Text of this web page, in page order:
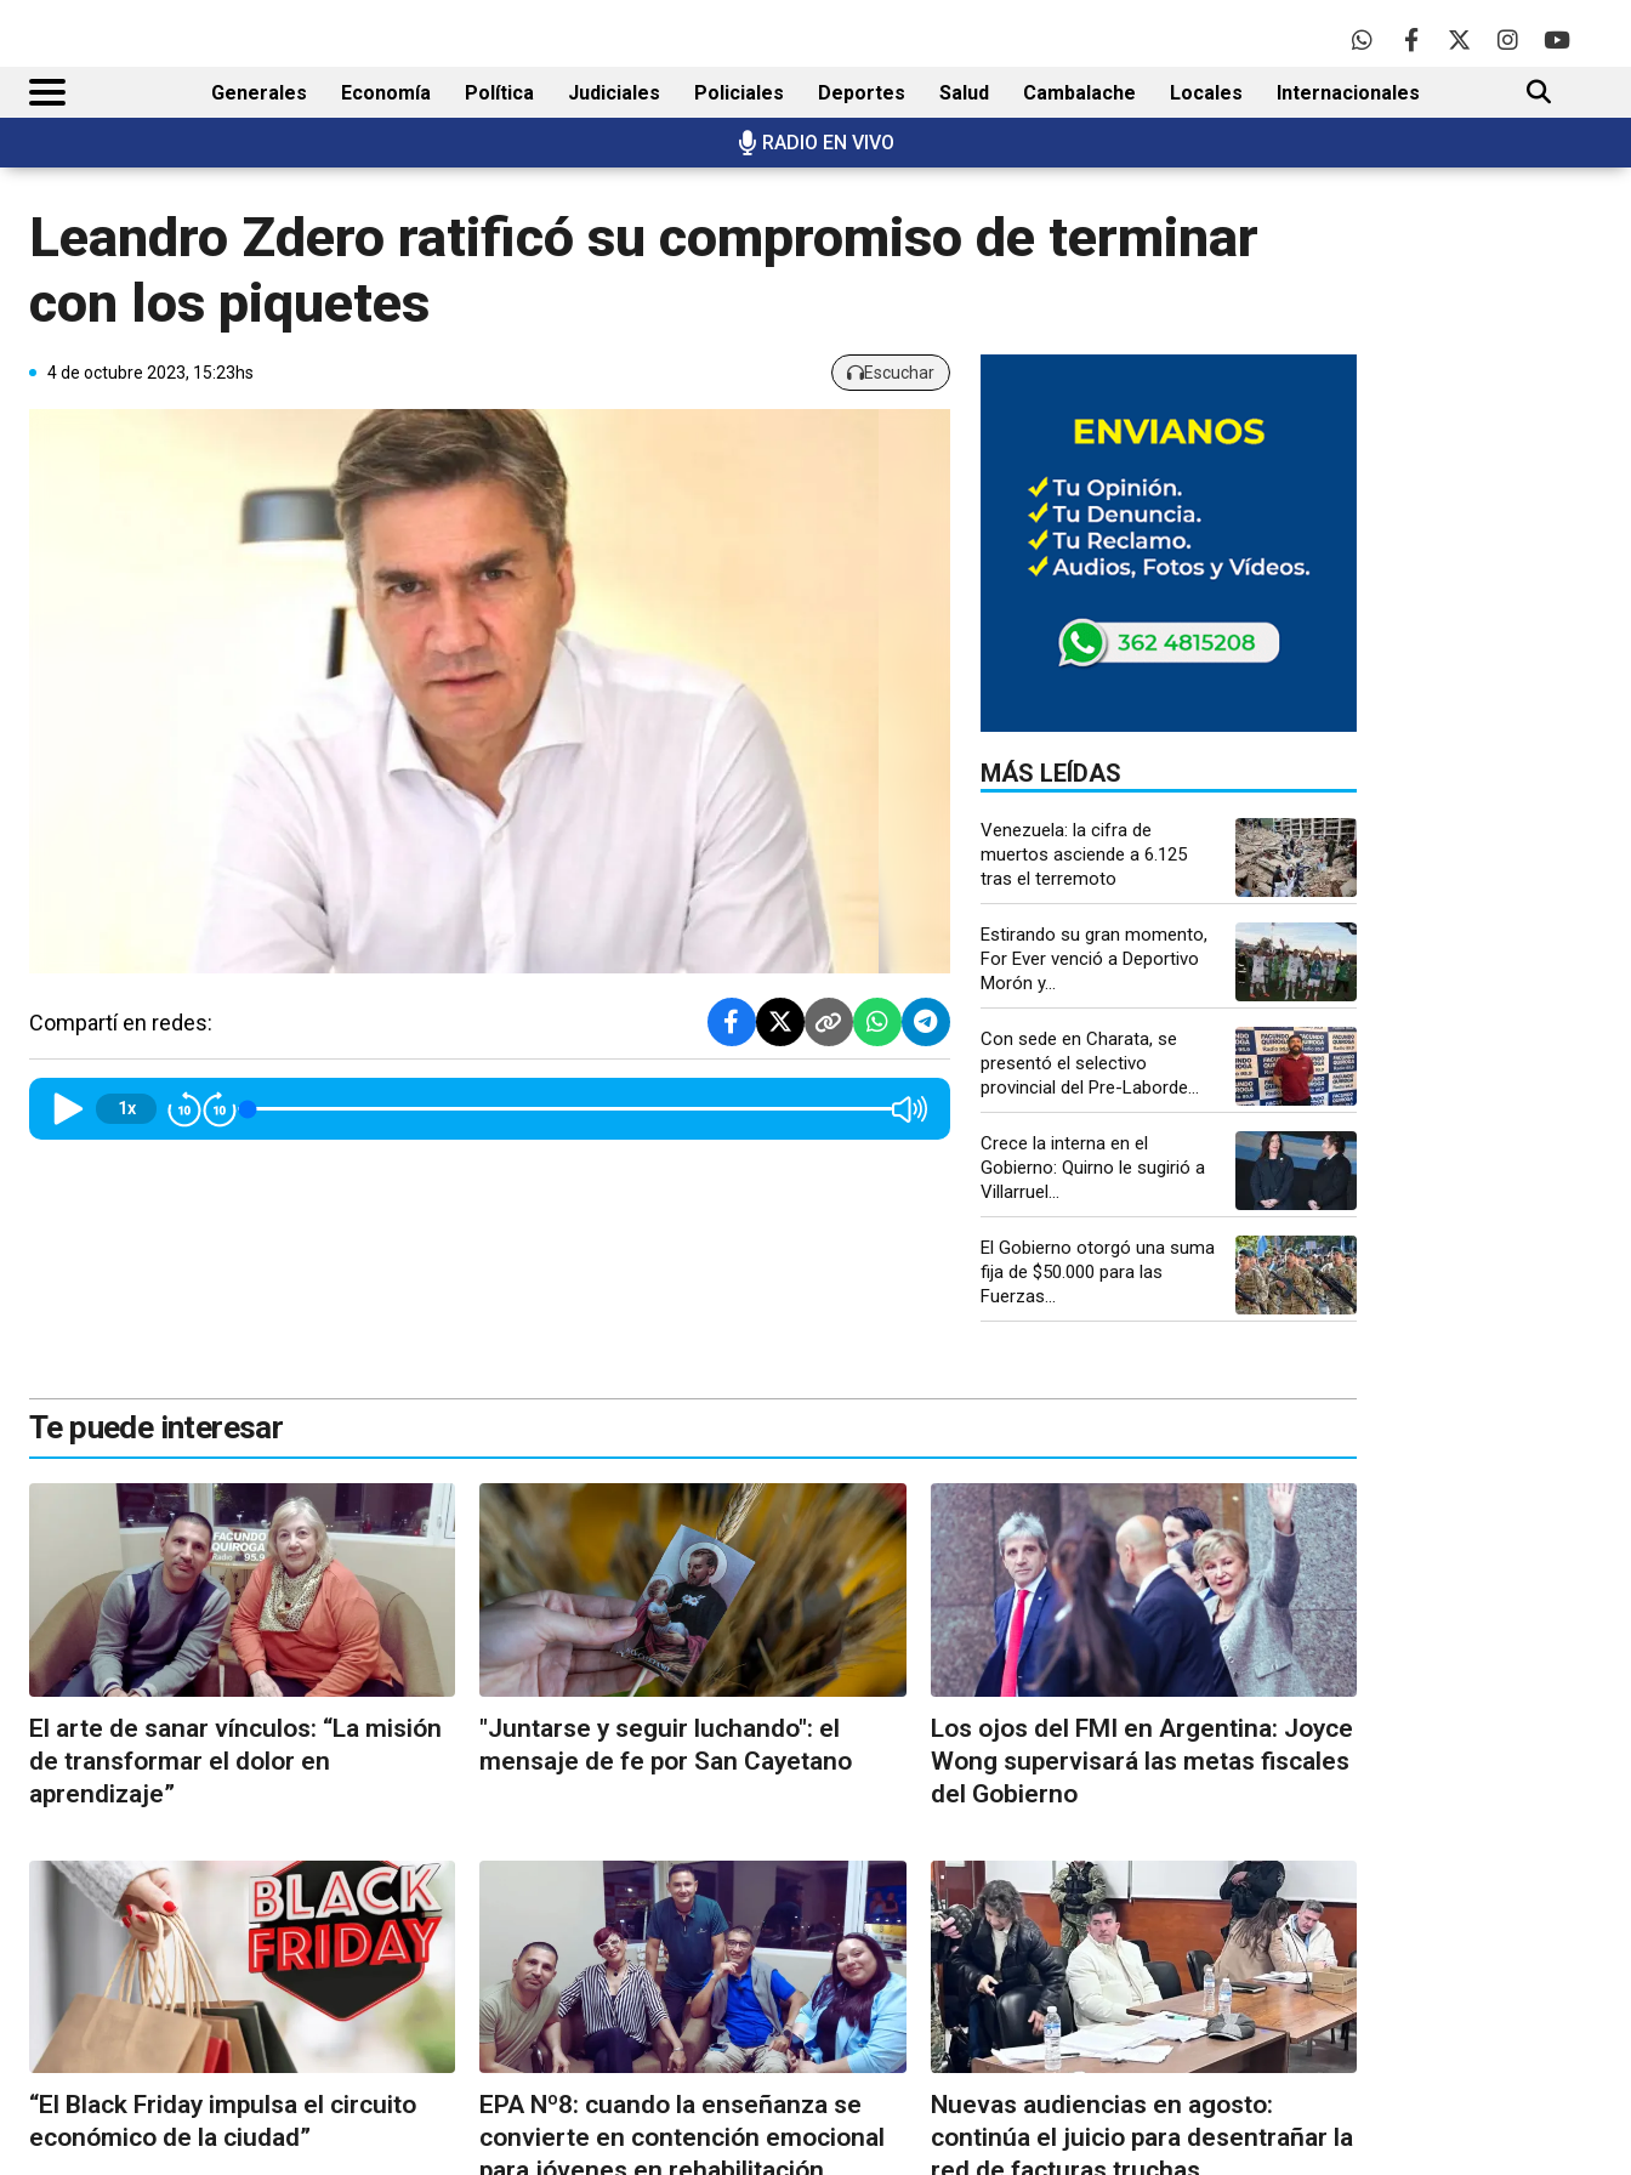
Generales Economía Política Judiciales Policiales Deportes Salud Cambalache Locales Internacionales
RADIO EN VIVO
BUSCAR
Leandro Zdero ratificó su compromiso de terminar
con los piquetes
4 de octubre 2023, 15:23hs Escuchar
Compartí en redes:
1x
MÁS LEÍDAS
Venezuela: la cifra de
muertos asciende a 6.125
tras el terremoto
Estirando su gran momento,
For Ever venció a Deportivo
Morón y...
Con sede en Charata, se
presentó el selectivo
provincial del Pre-Laborde...
Crece la interna en el
Gobierno: Quirno le sugirió a
Villarruel...
El Gobierno otorgó una suma
fija de $50.000 para las
Fuerzas...
Te puede interesar
El arte de sanar vínculos: “La misión
de transformar el dolor en
aprendizaje”
"Juntarse y seguir luchando": el
mensaje de fe por San Cayetano
Los ojos del FMI en Argentina: Joyce
Wong supervisará las metas fiscales
del Gobierno
“El Black Friday impulsa el circuito
económico de la ciudad”
EPA Nº8: cuando la enseñanza se
convierte en contención emocional
Nuevas audiencias en agosto:
continúa el juicio para desentrañar la